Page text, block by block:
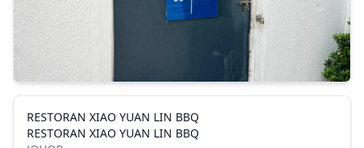
RESTORAN XIAO YUAN LIN BBQ
RESTORAN XIAO YUAN LIN BBQ